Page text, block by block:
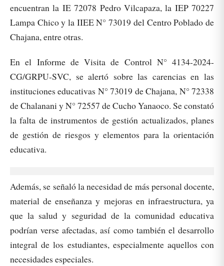
encuentran la IE 72078 Pedro Vilcapaza, la IEP 70227
Lampa Chico y la IIEE N° 73019 del Centro Poblado de
Chajana, entre otras.
En el Informe de Visita de Control N° 4134-2024-
CG/GRPU-SVC, se alertó sobre las carencias en las
instituciones educativas N° 73019 de Chajana, N° 72338
de Chalanani y N° 72557 de Cucho Yanaoco. Se constató
la falta de instrumentos de gestión actualizados, planes
de gestión de riesgos y elementos para la orientación
educativa.
Además, se señaló la necesidad de más personal docente,
material de enseñanza y mejoras en infraestructura, ya
que la salud y seguridad de la comunidad educativa
podrían verse afectadas, así como también el desarrollo
integral de los estudiantes, especialmente aquellos con
necesidades especiales.